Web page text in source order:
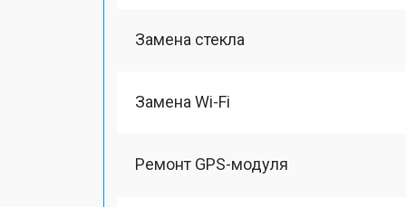
Замена стекла
Замена Wi-Fi
Ремонт GPS-модуля